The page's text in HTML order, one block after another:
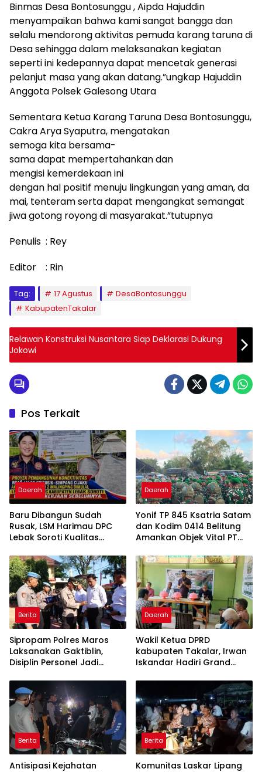
Binmas Desa Bontosunggu , Aipda Hajuddin
menyampaikan bahwa kami sangat bangga dan
selalu mendorong aktivitas pemuda karang taruna di
Desa sehingga dalam melaksanakan kegiatan
seperti ini kedepannya dapat mencetak generasi
pelanjut masa yang akan datang.”ungkap Hajuddin
Anggota Polsek Galesong Utara
Sementara Ketua Karang Taruna Desa Bontosunggu,
Cakra Arya Syaputra, mengatakan
semoga kita bersama-
sama dapat mempertahankan dan
mengisi kemerdekaan ini
dengan hal positif menuju lingkungan yang aman, da
mai, tenteram serta dapat mengangkat semangat
jiwa gotong royong di masyarakat.”tutupnya
Penulis : Rey
Editor : Rin
Tag: 17 Agustus
DesaBontosunggu
KabupatenTakalar
Relawan Konstruksi Nusantara Siap Deklarasi Dukung
Jokowi
Pos Terkait
Daerah
Baru Dibangun Sudah
Rusak, LSM Harimau DPC
Lebak Soroti Kualitas
Cikeusik-Simpang Cijaku
Daerah
Yonif TP 845 Ksatria Satam
dan Kodim 0414 Belitung
Amankan Objek Vital PT
Penambang
Berita
Sipropam Polres Maros
Laksanakan Gaktiblin,
Disiplin Personel Jadi
Daerah
Wakil Ketua DPRD
kabupaten Takalar, Irwan
Iskandar Hadiri Grand
Pertama di Takalar,
Melayani Terapis Gratis
untuk Pasien Dhuafa dan
umum.
Berita
Antisipasi Kejahatan
Berita
Komunitas Laskar Lipang